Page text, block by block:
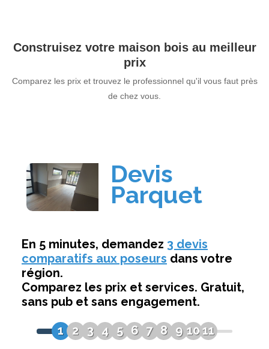
Construisez votre maison bois au meilleur
prix
Comparez les prix et trouvez le professionnel qu'il vous faut près
de chez vous.